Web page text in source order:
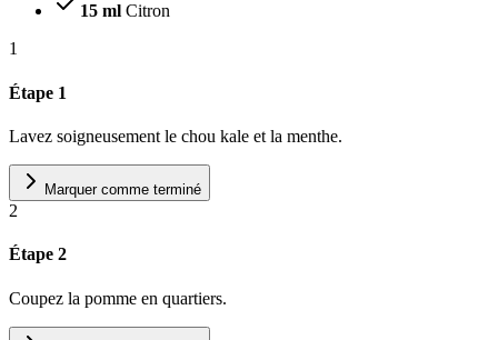
15 ml Citron
1
Étape 1
Lavez soigneusement le chou kale et la menthe.
Marquer comme terminé
2
Étape 2
Coupez la pomme en quartiers.